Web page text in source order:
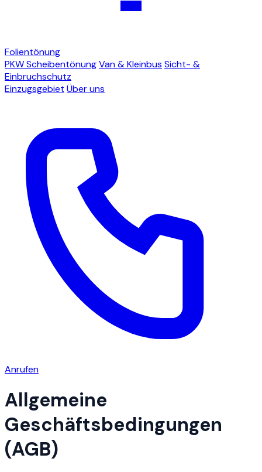
Folientönung
PKW ScheibentönungVan & Kleinbus Sicht- &
Einbruchschutz
Einzugsgebiet Über uns
Anrufen
Allgemeine
Geschäftsbedingungen
(AGB)